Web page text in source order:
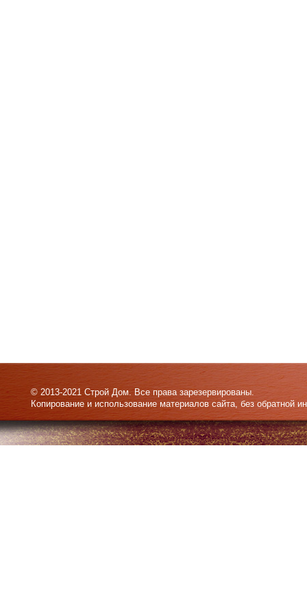
© 2013-2021 Строй Дом. Все права зарезервированы.
Копирование и использование материалов сайта, без обратной